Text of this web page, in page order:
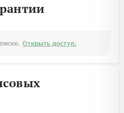
Открыть доступ.